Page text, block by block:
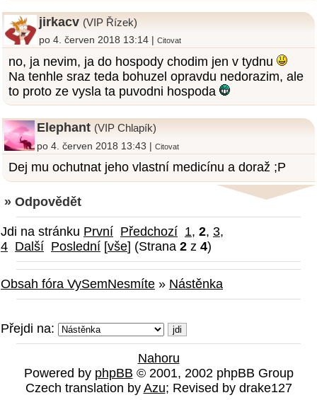
jirkacv (VIP Řízek)
po 4. červen 2018 13:14 |Citovat
no, ja nevim, ja do hospody chodim jen v tydnu
Na tenhle sraz teda bohuzel opravdu nedorazim, ale
to proto ze vysla ta puvodni hospoda
Elephant (VIP Chlapík)
po 4. červen 2018 13:43 |Citovat
Dej mu ochutnat jeho vlastní medicínu a doraž ;P
» Odpovědět
Jdi na stránku První Předchozí 1, 2, 3,
4 Další Poslední [vše] (Strana 2 z 4)
Obsah fóra VySemNesmíte » Nástěnka
Přejdi na:
Nahoru
Powered by phpBB © 2001, 2002 phpBB Group
Czech translation by Azu; Revised by drake127